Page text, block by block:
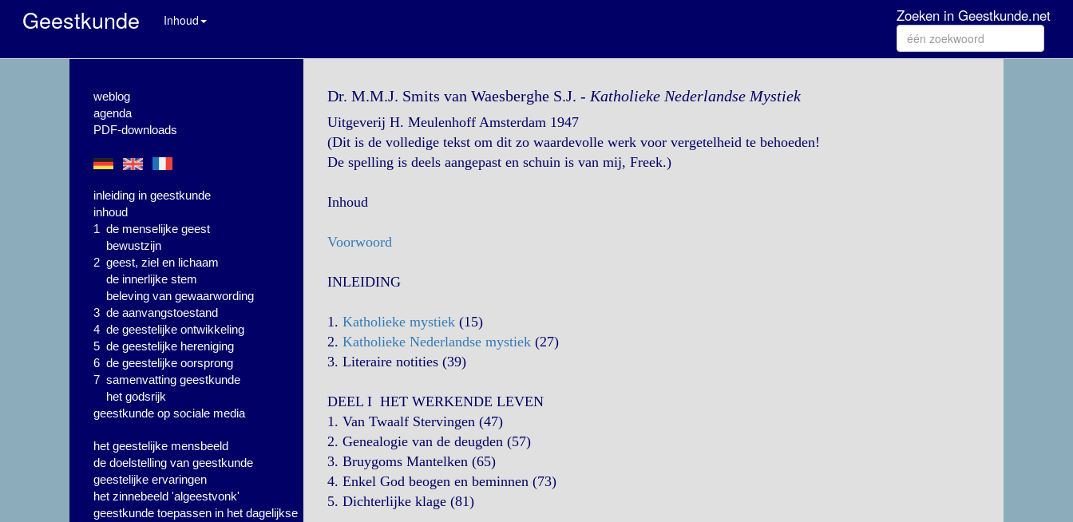
Geestkunde Inhoud Zoeken in Geestkunde.net
weblog
agenda
PDF-downloads
inleiding in geestkunde
inhoud
1 de menselijke geest
bewustzijn
2 geest, ziel en lichaam
de innerlijke stem
beleving van gewaarwording
3 de aanvangstoestand
4 de geestelijke ontwikkeling
5 de geestelijke hereniging
6 de geestelijke oorsprong
7 samenvatting geestkunde
het godsrijk
geestkunde op sociale media
het geestelijke mensbeeld
de doelstelling van geestkunde
geestelijke ervaringen
het zinnebeeld 'algeestvonk'
geestkunde toepassen in het dagelijkse
Dr. M.M.J. Smits van Waesberghe S.J. - Katholieke Nederlandse Mystiek
Uitgeverij H. Meulenhoff Amsterdam 1947
(Dit is de volledige tekst om dit zo waardevolle werk voor vergetelheid te behoeden!
De spelling is deels aangepast en schuin is van mij, Freek.)
Inhoud
Voorwoord
INLEIDING
1. Katholieke mystiek(15)
2. Katholieke Nederlandse mystiek(27)
3. Literaire notities (39)
DEEL I HET WERKENDE LEVEN
1. Van Twaalf Stervingen (47)
2. Genealogie van de deugden (57)
3. Bruygoms Mantelken (65)
4. Enkel God beogen en beminnen (73)
5. Dichterlijke klage (81)